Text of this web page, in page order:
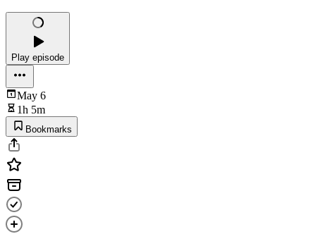
Play episode
May 6
1h 5m
Bookmarks